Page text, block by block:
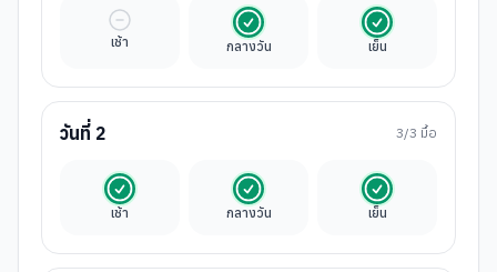
เช้า
มื้ออิสระ
กลางวัน
รวมในค่าทัวร์
เย็น
รวมในค่าทัวร์
วันที่ 2 3/3 มื้อ
เช้า
รวมในค่าทัวร์
กลางวัน
รวมในค่าทัวร์
เย็น
รวมในค่าทัวร์